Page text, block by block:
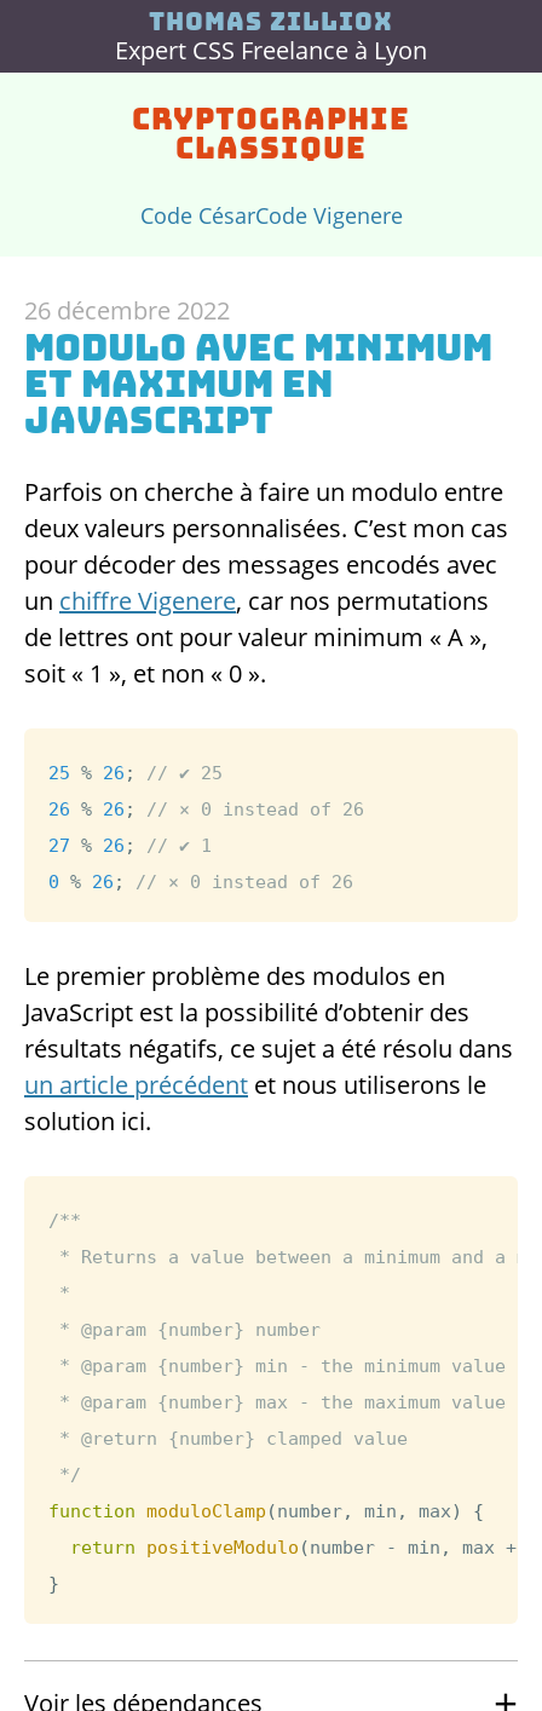
Thomas Zilliox
Expert CSS Freelance à Lyon
Cryptographie
Classique
Code CésarCode Vigenere
26 décembre 2022
Modulo avec minimum
et maximum en
JavaScript
Parfois on cherche à faire un modulo entre
deux valeurs personnalisées. C’est mon cas
pour décoder des messages encodés avec
un chiffre Vigenere, car nos permutations
de lettres ont pour valeur minimum « A »,
soit « 1 », et non « 0 ».
25 % 26 ;
// ✔ 25
26 % 26 ;
// ⨯ 0 instead of 26
27 % 26 ;
// ✔ 1
0 % 26 ; // ⨯ 0 instead of 26
Le premier problème des modulos en
JavaScript est la possibilité d’obtenir des
résultats négatifs, ce sujet a été résolu dans
un article précédent et nous utiliserons le
solution ici.
/**
* Returns a value between a minimum and a
*
* @param {number} number
* @param {number} min - the minimum value
* @param {number} max - the maximum value
* @return {number} clamped value
*/
function moduloClamp (number, min , max)
{
return
positiveModulo (number - min , max +
}
Voir les dépendances